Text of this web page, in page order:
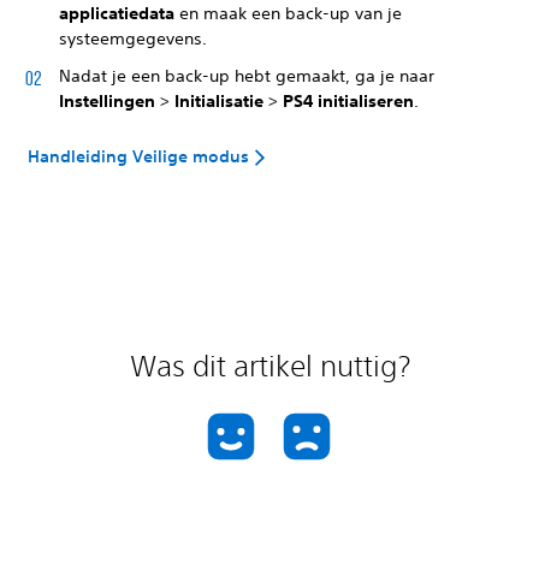
applicatiedata en maak een back-up van je
systeemgegevens.
Nadat je een back-up hebt gemaakt, ga je naar
Instellingen > Initialisatie > PS4 initialiseren.
Handleiding Veilige modus
Was dit artikel nuttig?